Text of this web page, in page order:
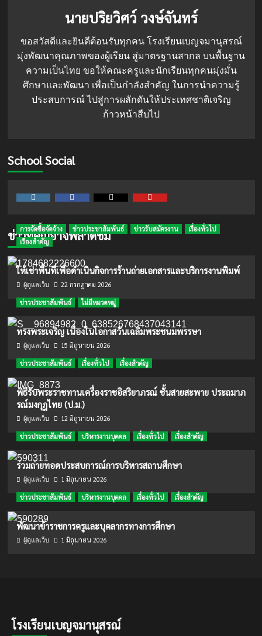
นายปริยวิศว์ วงษ์จันทร์
ขอสวัสดีและยินดีต้อนรับทุกคน โรงเรียนเบญจมานุสรณ์
มุ่งพัฒนาคุณภาพของผู้เรียน สู่มาตรฐานสากล บนพื้นฐาน
ความเป็นไทย ขอให้คณะครูและนักเรียนทุกคนมุ่งมั่น
ศึกษาและพัฒนา เพื่อเป็นกำลังสำคัญ ในการนำความรู้
ประสบการณ์ ไปสู่การผลักดันให้ประเทศชาติเจริญ
ก้าวหน้าสืบไป
School Social
ข่าวที่คุณอาจพลาดชม
การจัดซื้อจัดจ้าง ข่าวประชาสัมพันธ์ ข่าวรับสมัครงาน
เรื่องทั่วไป
เรื่องสำคัญ
ให้เช่าพื้นที่เพื่อดำเนินกิจการร้านถ่ายเอกสารและบริการงานพิมพ์
ผู้ดูแลเว็บ 22 กรกฎาคม 2026
ข่าวประชาสัมพันธ์ ไม่มีหมวดหมู่
ทรงพระเจริญ เนื่องในโอกาสวันเฉลิมพระชนมพรรษา
ผู้ดูแลเว็บ 15 มิถุนายน 2026
ข่าวประชาสัมพันธ์ เรื่องทั่วไป เรื่องสำคัญ
พิธีรับพระราชทานเครื่องราชอิสริยาภรณ์ ชั้นสายสะพาย ประถมาภ
รณ์มงกุฎไทย (ป.ม.)
ผู้ดูแลเว็บ 12 มิถุนายน 2026
ข่าวประชาสัมพันธ์ บริหารงานบุคคล เรื่องทั่วไป เรื่องสำคัญ
ร่วมถ่ายทอดประสบการณ์การบริหารสถานศึกษา
ผู้ดูแลเว็บ 1 มิถุนายน 2026
ข่าวประชาสัมพันธ์ บริหารงานบุคคล เรื่องทั่วไป เรื่องสำคัญ
พัฒนาข้าราชการครูและบุคลากรทางการศึกษา
ผู้ดูแลเว็บ 1 มิถุนายน 2026
โรงเรียนเบญจมานุสรณ์